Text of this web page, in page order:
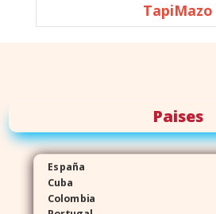
TapiMazo
Paises
España
Cuba
Colombia